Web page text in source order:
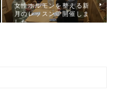
女性ホルモンを整える新
月のレッスン♡開催しま
した